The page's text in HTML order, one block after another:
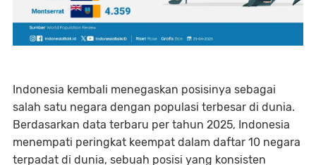
Indonesia kembali menegaskan posisinya sebagai
salah satu negara dengan populasi terbesar di dunia.
Berdasarkan data terbaru per tahun 2025, Indonesia
menempati peringkat keempat dalam daftar 10 negara
terpadat di dunia, sebuah posisi yang konsisten